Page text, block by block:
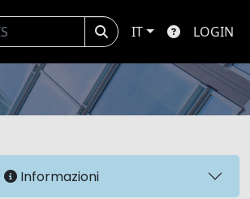
IT LOGIN
Informazioni